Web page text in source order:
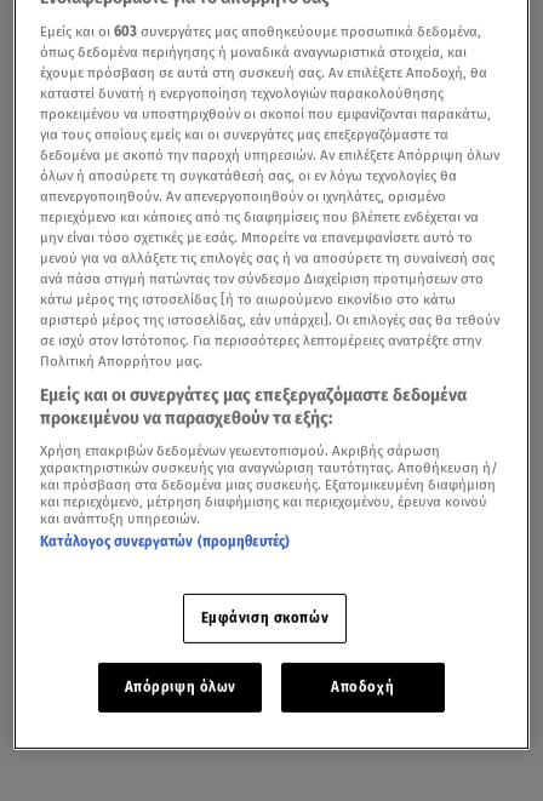
Εμείς και οι603 συνεργάτες μας αποθηκεύουμε προσωπικά δεδομένα,
όπως δεδομένα περιήγησης ή μοναδικά αναγνωριστικά στοιχεία, και
έχουμε πρόσβαση σε αυτά στη συσκευή σας. Αν επιλέξετε Αποδοχή, θα
καταστεί δυνατή η ενεργοποίηση τεχνολογιών παρακολούθησης
προκειμένου να υποστηριχθούν οι σκοποί που εμφανίζονται παρακάτω,
για τους οποίους εμείς και οι συνεργάτες μας επεξεργαζόμαστε τα
δεδομένα με σκοπό την παροχή υπηρεσιών. Αν επιλέξετε Απόρριψη όλων
όλων ή αποσύρετε τη συγκατάθεσή σας, οι εν λόγω τεχνολογίες θα
απενεργοποιηθούν. Αν απενεργοποιηθούν οι ιχνηλάτες, ορισμένο
περιεχόμενο και κάποιες από τις διαφημίσεις που βλέπετε ενδέχεται να
μην είναι τόσο σχετικές με εσάς. Μπορείτε να επανεμφανίσετε αυτό το
μενού για να αλλάξετε τις επιλογές σας ή να αποσύρετε τη συναίνεσή σας
ανά πάσα στιγμή πατώντας τον σύνδεσμο Διαχείριση προτιμήσεων στο
κάτω μέρος της ιστοσελίδας [ή το αιωρούμενο εικονίδιο στο κάτω
αριστερό μέρος της ιστοσελίδας, εάν υπάρχει]. Οι επιλογές σας θα τεθούν
σε ισχύ στον Ιστότοπος. Για περισσότερες λεπτομέρειες ανατρέξτε στην
Πολιτική Απορρήτου μας.
Εμείς και οι συνεργάτες μας επεξεργαζόμαστε δεδομένα
προκειμένου να παρασχεθούν τα εξής:
Χρήση επακριβών δεδομένων γεωεντοπισμού. Ακριβής σάρωση
χαρακτηριστικών συσκευής για αναγνώριση ταυτότητας. Αποθήκευση ή/
και πρόσβαση στα δεδομένα μιας συσκευής. Εξατομικευμένη διαφήμιση
και περιεχόμενο, μέτρηση διαφήμισης και περιεχομένου, έρευνα κοινού
και ανάπτυξη υπηρεσιών.
Κατάλογος συνεργατών (προμηθευτές)
Εμφάνιση σκοπών
Απόρριψη όλων Αποδοχή